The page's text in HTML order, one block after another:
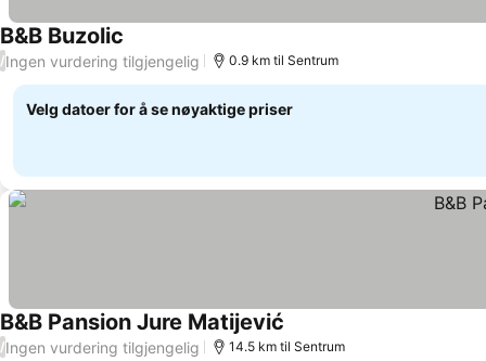
B&B Buzolic
/Ingen vurdering tilgjengelig 0.9 km til Sentrum
Velg datoer for å se nøyaktige priser
B&B Pansion Jure Matijević
/Ingen vurdering tilgjengelig 14.5 km til Sentrum